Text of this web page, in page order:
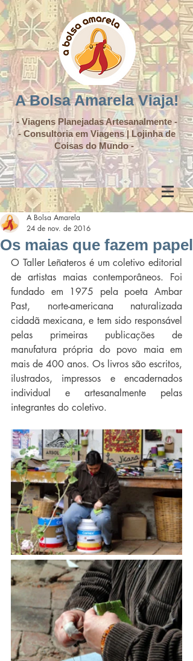
A Bolsa Amarela Viaja!
- Viagens Planejadas Artesanalmente -
- Consultoria em Viagens | Lojinha de
Coisas do Mundo -
Os maias que fazem papel
A Bolsa Amarela
24 de nov. de 2016
O Taller Leñateros é um coletivo editorial
de artistas maias contemporâneos. Foi
fundado em 1975 pela poeta Ambar
Past, norte-americana naturalizada
cidadã mexicana, e tem sido responsável
pelas primeiras publicações de
manufatura própria do povo maia em
mais de 400 anos. Os livros são escritos,
ilustrados, impressos e encadernados
individual e artesanalmente pelas
integrantes do coletivo.